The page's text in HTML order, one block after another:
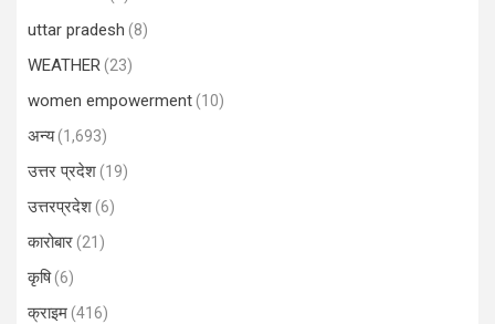
uttar pradesh (8)
WEATHER(23)
women empowerment(10)
अन्य(1,693)
उत्तर प्रदेश(19)
उत्तरप्रदेश(6)
कारोबार(21)
कृषि(6)
क्राइम(416)